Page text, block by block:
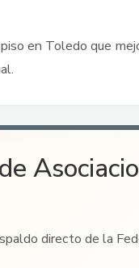
en Toledo que
directo de la